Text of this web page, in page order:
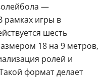
—
рамках игры в
шесть
18 на 9 метров,
ролей и
формат делает